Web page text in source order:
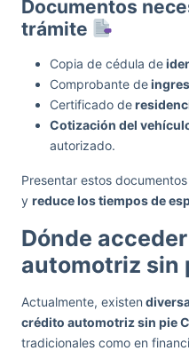
Documentos
trámite
Copia de cédula de
Comprobante de
Certificado de
Cotización del
autorizado.
Presentar estos
y reduce los tiempos de
Dónde
automotriz sin
Actualmente, existen
crédito automotriz sin pie
tradicionales como en